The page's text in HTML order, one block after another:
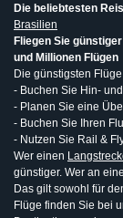
Die beliebtesten
Brasilien
Fliegen Sie
und Millionen Flügen
Die günstigsten
- Buchen Sie Hin-
- Planen Sie eine
- Buchen Sie Ihren
- Nutzen Sie Rail &
Wer einen
günstiger. Wer an
Das gilt sowohl für
Flüge finden Sie bei